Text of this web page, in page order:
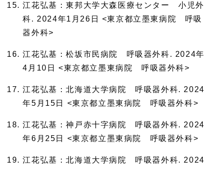
江花弘基：東邦大学大森医療センター 小児外
科. 2024年1月26日 <東京都立墨東病院 呼吸
器外科>
江花弘基：松坂市民病院 呼吸器外科. 2024年
4月10日 <東京都立墨東病院 呼吸器外科>
江花弘基：北海道大学病院 呼吸器外科. 2024
年5月15日 <東京都立墨東病院 呼吸器外科>
江花弘基：神戸赤十字病院 呼吸器外科. 2024
年6月25日 <東京都立墨東病院 呼吸器外科>
江花弘基：北海道大学病院 呼吸器外科. 2024